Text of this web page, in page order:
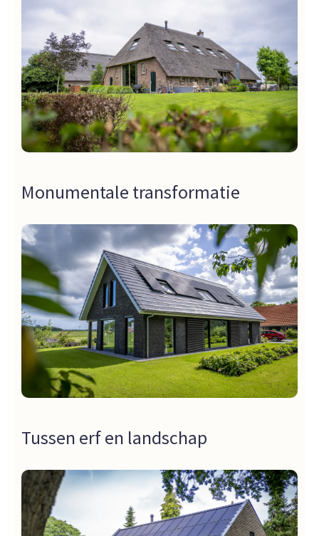
Monumentale transformatie
Tussen erf en landschap